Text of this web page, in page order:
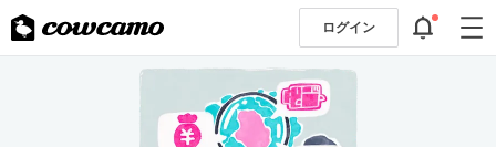
ログイン